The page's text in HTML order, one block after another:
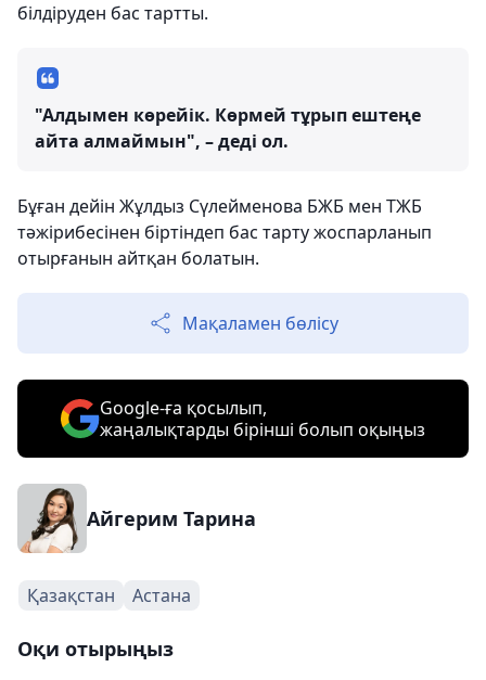
білдіруден бас тартты.
"Алдымен көрейік. Көрмей тұрып ештеңе
айта алмаймын", – деді ол.
Бұған дейін Жұлдыз Сүлейменова БЖБ мен ТЖБ
тәжірибесінен біртіндеп бас тарту жоспарланып
отырғанын айтқан болатын.
Мақаламен бөлісу
Google-ға қосылып,
жаңалықтарды бірінші болып оқыңыз
Айгерим Тарина
Қазақстан Астана
Оқи отырыңыз